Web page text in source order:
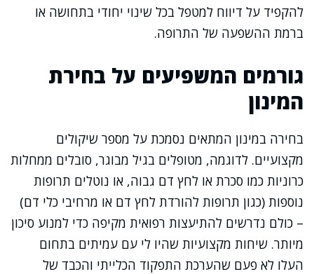
להקפיד על דיווח למטפל בכל שינוי יחודי בתחושה או
ברמת ההשפעה של התרופה.
גורמים המשפיעים על בחירת
המינון
בחירה במינון המתאים נסמכת על מספר שיקולים
מקצועיים. לדוגמה, מטופלים בגיל מבוגר, סובלים ממחלות
כרוניות כמו סכרת או לחץ דם גבוה, או נוטלים תרופות
נוספות (כגון תרופות להורדת לחץ דם או מרחיבי כלי דם)
– כולם נדרשים להתיעצות רפואית מקיפה כדי למנוע סיכון
מיותר. שיחות מקצועיות שהיו לי עם עמיתים בתחום
העלו לא פעם שהערכת התפקוד הכלייתי והכבד של